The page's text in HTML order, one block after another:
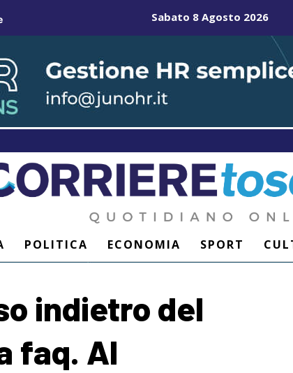
Sabato 8 Agosto 2026
POLITICA ECONOMIA SPORT
indietro del
faq. Al